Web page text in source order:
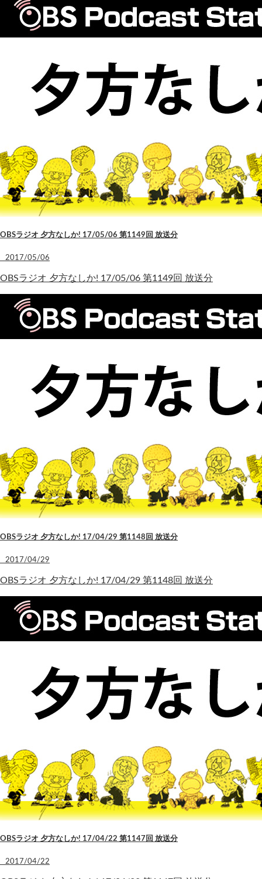
OBSラジオ 夕方なしか! 17/05/06 第1149回 放送分
2017/05/06
OBSラジオ 夕方なしか! 17/05/06 第1149回 放送分
OBSラジオ 夕方なしか! 17/04/29 第1148回 放送分
2017/04/29
OBSラジオ 夕方なしか! 17/04/29 第1148回 放送分
OBSラジオ 夕方なしか! 17/04/22 第1147回 放送分
2017/04/22